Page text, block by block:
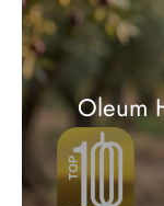
Oleum